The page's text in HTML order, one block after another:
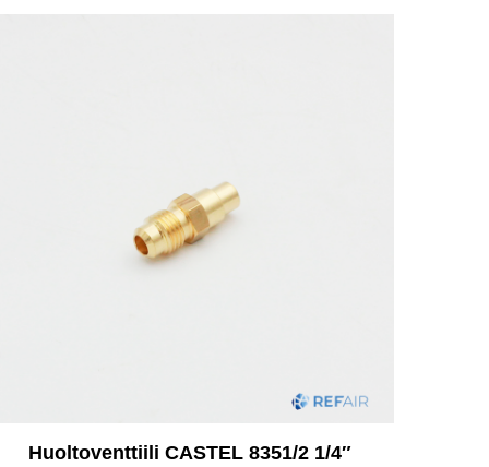
Huoltoventtiili CASTEL 8351/2 1/4″